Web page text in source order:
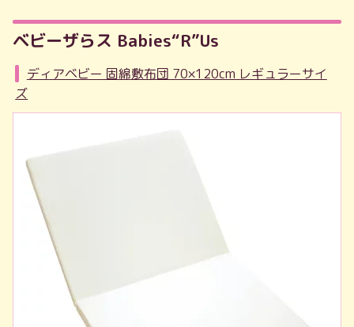
ベビーザらス Babies“R”Us
ディアベビー 固綿敷布団 70×120cm レギュラーサイ
ズ